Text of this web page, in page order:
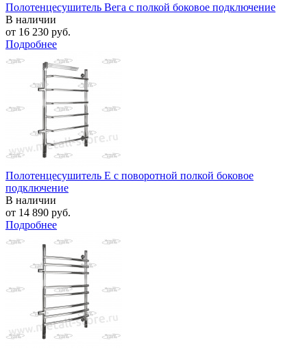
Полотенцесушитель Вега с полкой боковое подключение
В наличии
от 16 230 руб.
Подробнее
Полотенцесушитель E с поворотной полкой боковое
подключение
В наличии
от 14 890 руб.
Подробнее